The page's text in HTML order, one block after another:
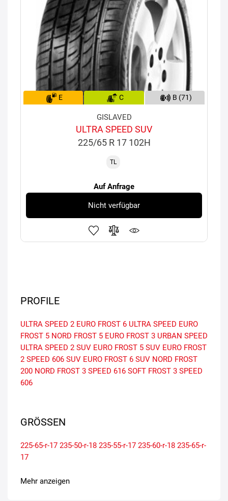
E C B (71)
GISLAVED
ULTRA SPEED SUV
225/65 R 17 102H
TL
Auf Anfrage
Nicht verfügbar
PROFILE
ULTRA SPEED 2 EURO FROST 6 ULTRA SPEED EURO
FROST 5 NORD FROST 5 EURO FROST 3 URBAN SPEED
ULTRA SPEED 2 SUV EURO FROST 5 SUV EURO FROST
2 SPEED 606 SUV EURO FROST 6 SUV NORD FROST
200 NORD FROST 3 SPEED 616 SOFT FROST 3 SPEED
606
GRÖSSEN
225-65-r-17 235-50-r-18 235-55-r-17 235-60-r-18 235-65-r-
17
Mehr anzeigen